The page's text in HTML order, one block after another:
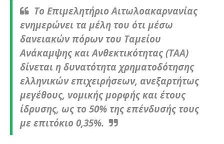
Το Επιμελητήριο Αιτωλοακαρνανίας
ενημερώνει τα μέλη του ότι μέσω
δανειακών πόρων του Ταμείου
Ανάκαμψης και Ανθεκτικότητας (ΤΑΑ)
δίνεται η δυνατότητα χρηματοδότησης
ελληνικών επιχειρήσεων, ανεξαρτήτως
μεγέθους, νομικής μορφής και έτους
ίδρυσης, ως το 50% της επένδυσής τους
με επιτόκιο 0,35%.